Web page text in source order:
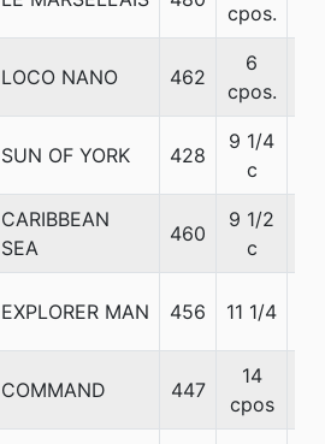
cpos.
LOCO NANO 462
6
cpos.
SUN OF YORK 428
9 1/4
c
CARIBBEAN
SEA
460
9 1/2
c
EXPLORER MAN 456 11 1/4
COMMAND 447
14
cpos